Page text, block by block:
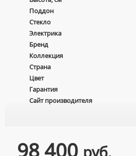
Поддон
Стекло
Электрика
Бренд
Коллекция
Страна
Цвет
Гарантия
Сайт производителя
98 400
ПЬЕДЕСТАЛЫ ДЛЯ УМЫВАЛЬНИКОВ
ПОЛУПЬЕДЕСТАЛЫ ДЛЯ УМЫВАЛЬНИКОВ